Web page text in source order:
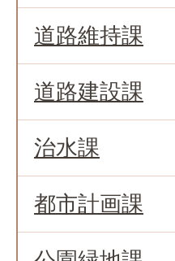
道路維持課
道路建設課
治水課
都市計画課